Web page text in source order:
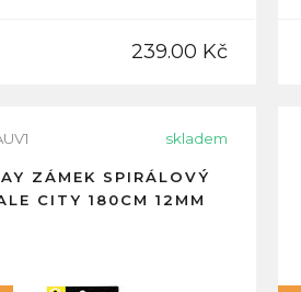
239.00 Kč
skladem
ZÁMEK SPIRÁLOVÝ
CITY 180CM 12MM